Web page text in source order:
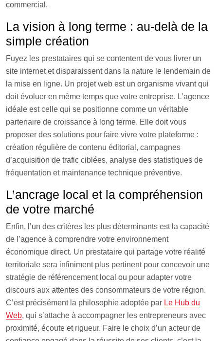
commercial.
La vision à long terme : au-delà de la
simple création
Fuyez les prestataires qui se contentent de vous livrer un
site internet et disparaissent dans la nature le lendemain de
la mise en ligne. Un projet web est un organisme vivant qui
doit évoluer en même temps que votre entreprise. L’agence
idéale est celle qui se positionne comme un véritable
partenaire de croissance à long terme. Elle doit vous
proposer des solutions pour faire vivre votre plateforme :
création régulière de contenu éditorial, campagnes
d’acquisition de trafic ciblées, analyse des statistiques de
fréquentation et maintenance technique préventive.
L’ancrage local et la compréhension
de votre marché
Enfin, l’un des critères les plus déterminants est la capacité
de l’agence à comprendre votre environnement
économique direct. Un prestataire qui partage votre réalité
territoriale sera infiniment plus pertinent pour concevoir une
stratégie de référencement local ou pour adapter votre
discours aux attentes des consommateurs de votre région.
C’est précisément la philosophie adoptée par Le Hub du
Web, qui s’attache à accompagner les entrepreneurs avec
proximité, écoute et rigueur. Faire le choix d’un acteur de